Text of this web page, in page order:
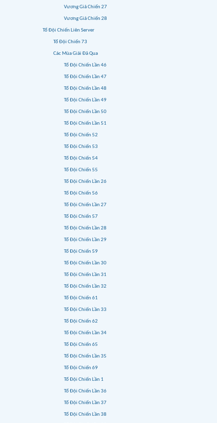
Vương Giả Chiến 27
Vương Giả Chiến 28
Tổ Đội Chiến Liên Server
Tổ Đội Chiến 73
Các Mùa Giải Đã Qua
Tổ Đội Chiến Lần 46
Tổ Đội Chiến Lần 47
Tổ Đội Chiến Lần 48
Tổ Đội Chiến Lần 49
Tổ Đội Chiến Lần 50
Tổ Đội Chiến Lần 51
Tổ Đội Chiến 52
Tổ Đội Chiến 53
Tổ Đội Chiến 54
Tổ Đội Chiến 55
Tổ Đội Chiến Lần 26
Tổ Đội Chiến 56
Tổ Đội Chiến Lần 27
Tổ Đội Chiến 57
Tổ Đội Chiến Lần 28
Tổ Đội Chiến Lần 29
Tổ Đội Chiến 59
Tổ Đội Chiến Lần 30
Tổ Đội Chiến Lần 31
Tổ Đội Chiến Lần 32
Tổ Đội Chiến 61
Tổ Đội Chiến Lần 33
Tổ Đội Chiến 62
Tổ Đội Chiến Lần 34
Tổ Đội Chiến 65
Tổ Đội Chiến Lần 35
Tổ Đội Chiến 69
Tổ Đội Chiến Lần 1
Tổ Đội Chiến Lần 36
Tổ Đội Chiến Lần 37
Tổ Đội Chiến Lần 38